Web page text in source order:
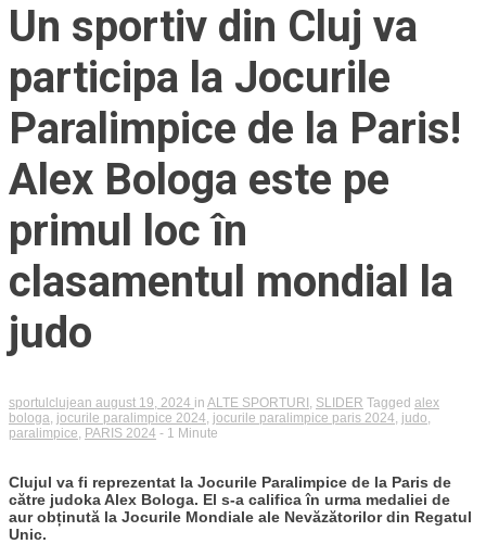
Un sportiv din Cluj va
participa la Jocurile
Paralimpice de la Paris!
Alex Bologa este pe
primul loc în
clasamentul mondial la
judo
sportulclujean august 19, 2024 in ALTE SPORTURI SLIDER Tagged alex
bologa jocurile paralimpice 2024 jocurile paralimpice paris 2024 judo
paralimpice PARIS 2024 - 1 Minute
Clujul va fi reprezentat la Jocurile Paralimpice de la Paris de
către judoka Alex Bologa. El s-a califica în urma medaliei de
aur obținută la Jocurile Mondiale ale Nevăzătorilor din Regatul
Unic.